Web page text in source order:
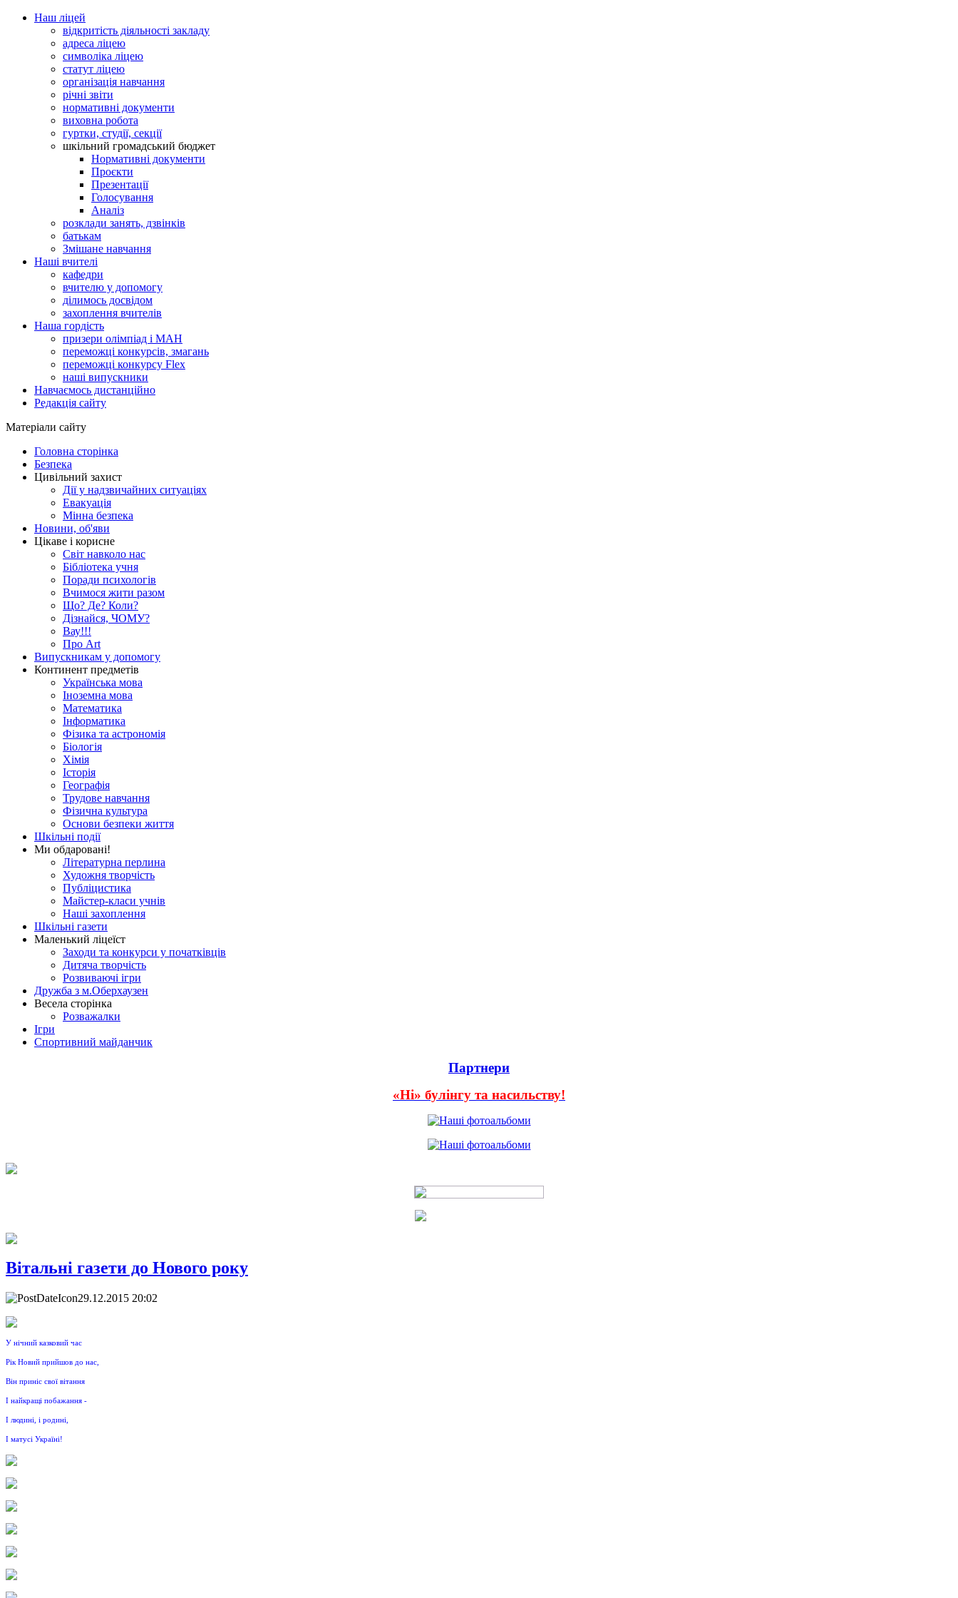
Наш ліцей
відкритість діяльності закладу
адреса ліцею
символіка ліцею
статут ліцею
організація навчання
річні звіти
нормативні документи
виховна робота
гуртки, студії, секції
шкільний громадський бюджет
Нормативні документи
Проєкти
Презентації
Голосування
Аналіз
розклади занять, дзвінків
батькам
Змішане навчання
Наші вчителі
кафедри
вчителю у допомогу
ділимось досвідом
захоплення вчителів
Наша гордість
призери олімпіад і МАН
переможці конкурсів, змагань
переможці конкурсу Flex
наші випускники
Навчаємось дистанційно
Редакція сайту
Матеріали сайту
Головна сторінка
Безпека
Цивільний захист
Дії у надзвичайних ситуаціях
Евакуація
Мінна безпека
Новини, об'яви
Цікаве і корисне
Світ навколо нас
Бібліотека учня
Поради психологів
Вчимося жити разом
Що? Де? Коли?
Дізнайся, ЧОМУ?
Вау!!!
Про Art
Випускникам у допомогу
Континент предметів
Українська мова
Іноземна мова
Математика
Інформатика
Фізика та астрономія
Біологія
Хімія
Історія
Географія
Трудове навчання
Фізична культура
Основи безпеки життя
Шкільні події
Ми обдаровані!
Літературна перлина
Художня творчість
Публіцистика
Майстер-класи учнів
Наші захоплення
Шкільні газети
Маленький ліцеїст
Заходи та конкурси у початківців
Дитяча творчість
Розвиваючі ігри
Дружба з м.Оберхаузен
Весела сторінка
Розважалки
Ігри
Спортивний майданчик
Партнери
«Ні» булінгу та насильству!
Вітальні газети до Нового року
29.12.2015 20:02
У нічний казковий час
Рік Новий прийшов до нас,
Він приніс свої вітання
І найкращі побажання -
І людині, і родині,
І матусі Україні!